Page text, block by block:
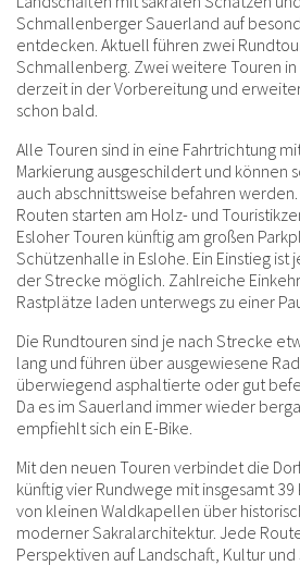
Schmallenberger Sauerland auf
entdecken. Aktuell führen zwei
Schmallenberg. Zwei weitere Touren in
derzeit in der Vorbereitung und
schon bald.
Alle Touren sind in eine Fahrtrichtung
Markierung ausgeschildert und können
auch abschnittsweise befahren
Routen starten am Holz- und
Esloher Touren künftig am großen
Schützenhalle in Eslohe. Ein Einstieg
der Strecke möglich. Zahlreiche
Rastplätze laden unterwegs zu einer
Die Rundtouren sind je nach Strecke
lang und führen über ausgewiesene
überwiegend asphaltierte oder gut
Da es im Sauerland immer wieder
empfiehlt sich ein E-Bike.
Mit den neuen Touren verbindet die
künftig vier Rundwege mit insgesamt
von kleinen Waldkapellen über
moderner Sakralarchitektur. Jede
Perspektiven auf Landschaft, Kultur